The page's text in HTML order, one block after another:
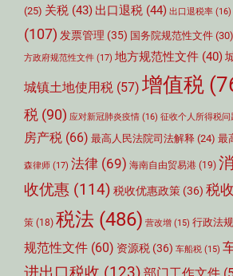
(25) 关税 (43) 出口退税 (44) 出口退税率 (16)
(107) 发票管理 (35) 国务院规范性文件 (30)
方政府规范性文件 (17) 地方规范性文件 (40)
城镇土地使用税 (57) 增值税
税 (90) 应对新冠肺炎疫情 (16) 征收个人所得税问
房产税 (66) 最高人民法院司法解释 (24) 最
森律师 (17) 法律 (69) 海南自由贸易港 (19)
收优惠 (114) 税收优惠政策 (36) 税
策 (18) 税法 (486) 营改增 (15) 行政法规
规范性文件 (60) 资源税 (36) 车船税 (15)